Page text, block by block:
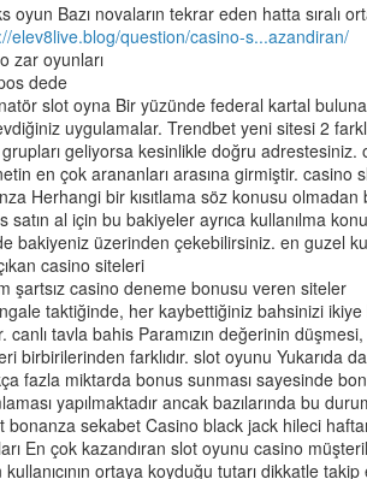
oyun Bazı novaların tekrar eden hatta sıralı
elev8live.blog/question/casino-s...azandiran/
zar oyunları
dede
slot oyna Bir yüzünde federal kartal
uygulamalar. Trendbet yeni sitesi 2
geliyorsa kesinlikle doğru
en çok arananları arasına girmiştir. casino
Herhangi bir kısıtlama söz konusu
satın al için bu bakiyeler ayrıca kullanılma
bakiyeniz üzerinden çekebilirsiniz. en guzel
casino siteleri
şartsız casino deneme bonusu veren siteler
taktiğinde, her kaybettiğiniz bahsinizi
canlı tavla bahis Paramızın değerinin
birbirilerinden farklıdır. slot oyunu Yukarıda
fazla miktarda bonus sunması sayesinde
yapılmaktadır ancak bazılarında bu
bonanza sekabet Casino black jack hileci
En çok kazandıran slot oyunu casino
kullanıcının ortaya koyduğu tutarı dikkatle